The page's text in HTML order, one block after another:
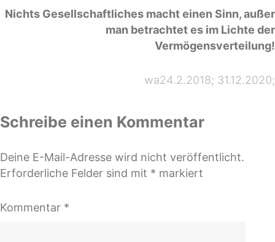
Nichts Gesellschaftliches macht einen Sinn, außer
man betrachtet es im Lichte der
Vermögensverteilung!
wa24.2.2018; 31.12.2020;
Schreibe einen Kommentar
Deine E-Mail-Adresse wird nicht veröffentlicht.
Erforderliche Felder sind mit * markiert
Kommentar *